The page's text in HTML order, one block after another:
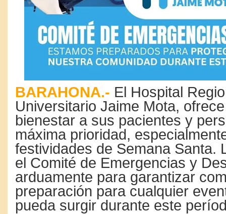
BARAHONA.- El Hospital
Universitario Jaime Mota,
bienestar a sus pacientes y
máxima prioridad,
festividades de Semana Santa.
el Comité de Emergencias y
arduamente para garantizar
preparación para cualquier
pueda surgir durante este